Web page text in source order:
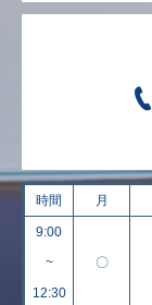
時間 月
9:00
~
12:30
〇